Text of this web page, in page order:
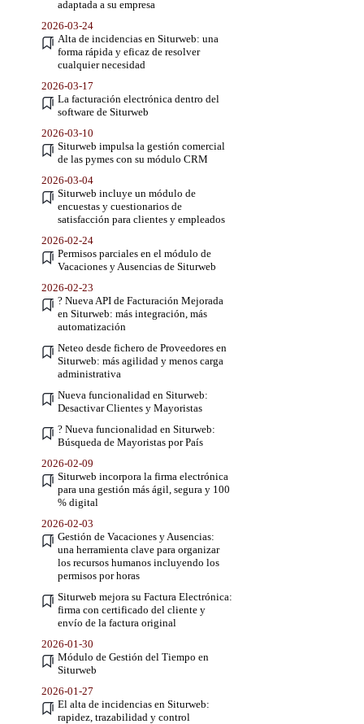
adaptada a su empresa
2026-03-24
Alta de incidencias en Siturweb: una
forma rápida y eficaz de resolver
cualquier necesidad
2026-03-17
La facturación electrónica dentro del
software de Siturweb
2026-03-10
Siturweb impulsa la gestión comercial
de las pymes con su módulo CRM
2026-03-04
Siturweb incluye un módulo de
encuestas y cuestionarios de
satisfacción para clientes y empleados
2026-02-24
Permisos parciales en el módulo de
Vacaciones y Ausencias de Siturweb
2026-02-23
? Nueva API de Facturación Mejorada
en Siturweb: más integración, más
automatización
Neteo desde fichero de Proveedores en
Siturweb: más agilidad y menos carga
administrativa
Nueva funcionalidad en Siturweb:
Desactivar Clientes y Mayoristas
? Nueva funcionalidad en Siturweb:
Búsqueda de Mayoristas por País
2026-02-09
Siturweb incorpora la firma electrónica
para una gestión más ágil, segura y 100
% digital
2026-02-03
Gestión de Vacaciones y Ausencias:
una herramienta clave para organizar
los recursos humanos incluyendo los
permisos por horas
Siturweb mejora su Factura Electrónica:
firma con certificado del cliente y
envío de la factura original
2026-01-30
Módulo de Gestión del Tiempo en
Siturweb
2026-01-27
El alta de incidencias en Siturweb:
rapidez, trazabilidad y control